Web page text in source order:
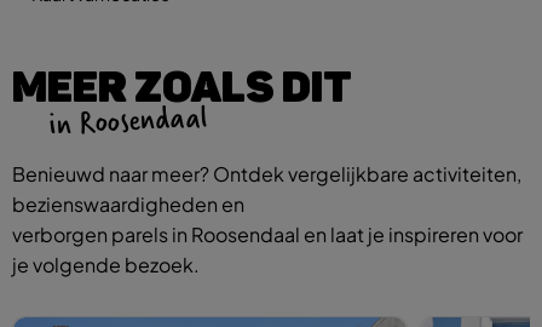
MEER ZOALS DIT
in Roosendaal
Benieuwd naar meer? Ontdek vergelijkbare activiteiten,
bezienswaardigheden en
verborgen parels in Roosendaal en laat je inspireren voor
je volgende bezoek.